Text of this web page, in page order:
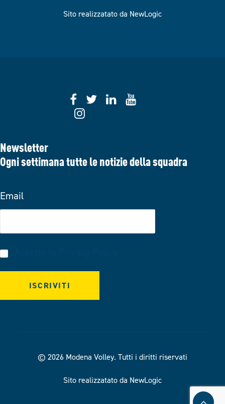
Sito realizzatato da NewLogic
Newsletter
Ogni settimana tutte le notizie della squadra
Email
© 2026 Modena Volley. Tutti i diritti riservati
Sito realizzatato da NewLogic